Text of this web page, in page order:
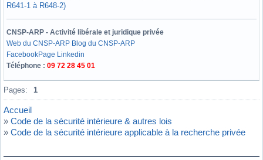
R641-1 à R648-2)
CNSP-ARP - Activité libérale et juridique privée
Web du CNSP-ARP Blog du CNSP-ARP
FacebookPage Linkedin
Téléphone : 09 72 28 45 01
Hors ligne
Pages: 1
Accueil
» Code de la sécurité intérieure & autres lois
» Code de la sécurité intérieure applicable à la recherche privée